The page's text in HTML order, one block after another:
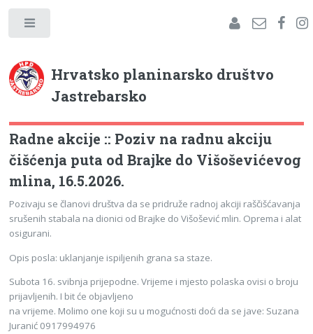
Hrvatsko planinarsko društvo
Jastrebarsko
Radne akcije :: Poziv na radnu akciju
čišćenja puta od Brajke do Višoševićevog
mlina, 16.5.2026.
Pozivaju se članovi društva da se pridruže radnoj akciji raščišćavanja
srušenih stabala na dionici od Brajke do Višošević mlin. Oprema i alat
osigurani.
Opis posla: uklanjanje ispiljenih grana sa staze.
Subota 16. svibnja prijepodne. Vrijeme i mjesto polaska ovisi o broju
prijavljenih. I bit će objavljeno
na vrijeme. Molimo one koji su u mogućnosti doći da se jave: Suzana
Juranić 0917994976